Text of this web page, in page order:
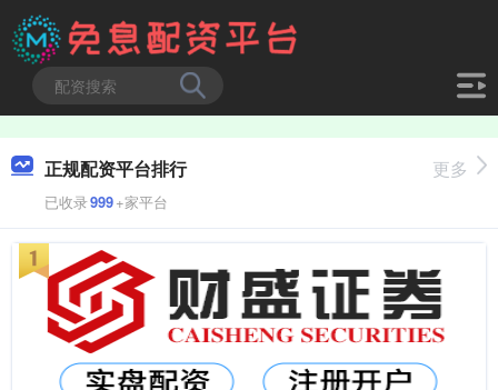
正规配资平台排行
已收录999+家平台
更多